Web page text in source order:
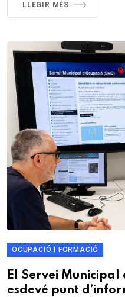
LLEGIR MÉS
OCUPACIÓ I FORMACIÓ
El Servei Municipal
esdevé punt